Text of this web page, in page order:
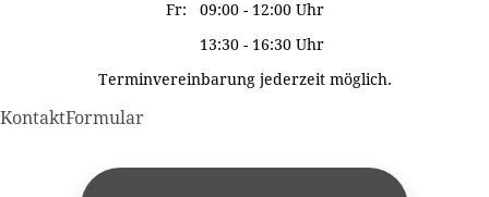
Fr: 09:00 - 12:00 Uhr
13:30 - 16:30 Uhr
Terminvereinbarung jederzeit möglich.
KontaktFormular